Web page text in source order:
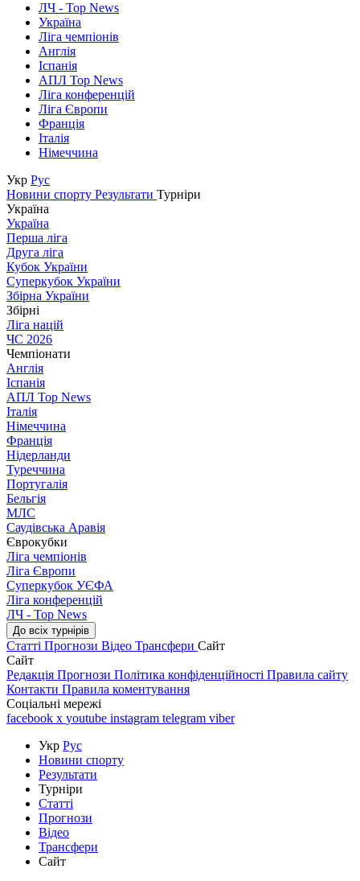
ЛЧ - Top News
Україна
Ліга чемпіонів
Англія
Іспанія
АПЛ Top News
Ліга конференцій
Ліга Європи
Франція
Італія
Німеччина
Укр Рус
Новини спорту Результати Турніри
Україна
Україна
Перша ліга
Друга ліга
Кубок України
Суперкубок України
Збірна України
Збірні
Ліга націй
ЧС 2026
Чемпіонати
Англія
Іспанія
АПЛ Top News
Італія
Німеччина
Франція
Нідерланди
Туреччина
Португалія
Бельгія
МЛС
Саудівська Аравія
Єврокубки
Ліга чемпіонів
Ліга Європи
Суперкубок УЄФА
Ліга конференцій
ЛЧ - Top News
До всіх турнірів
Статті Прогнози Відео Трансфери Сайт
Сайт
Редакція Прогнози Політика конфіденційності Правила сайту
Контакти Правила коментування
Соціальні мережі
facebook x youtube instagram telegram viber
Укр Рус
Новини спорту
Результати
Турніри
Статті
Прогнози
Відео
Трансфери
Сайт